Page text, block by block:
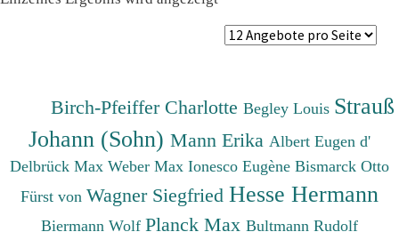
Birch-Pfeiffer CharlotteBegley Louis Strauß
Johann (Sohn) Mann Erika Albert Eugen d'
Delbrück Max Weber Max Ionesco Eugène Bismarck Otto
Fürst von Wagner Siegfried Hesse Hermann
Biermann Wolf Planck Max Bultmann Rudolf